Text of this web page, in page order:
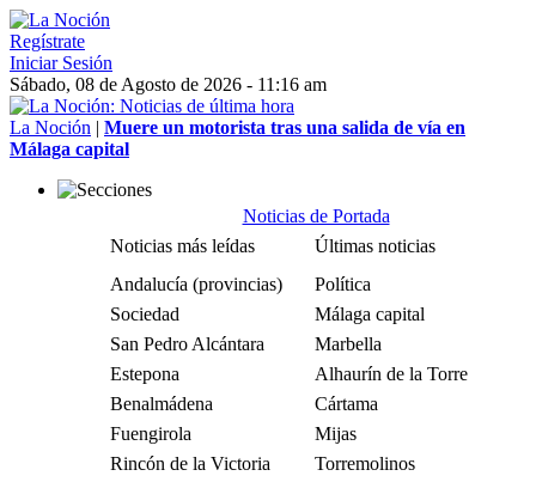
Regístrate
Iniciar Sesión
Sábado, 08 de Agosto de 2026 - 11:16 am
La Noción | Muere un motorista tras una salida de vía en
Málaga capital
Noticias de Portada
Noticias más leídas
Últimas noticias
Andalucía (provincias)
Política
Sociedad
Málaga capital
San Pedro Alcántara
Marbella
Estepona
Alhaurín de la Torre
Benalmádena
Cártama
Fuengirola
Mijas
Rincón de la Victoria
Torremolinos